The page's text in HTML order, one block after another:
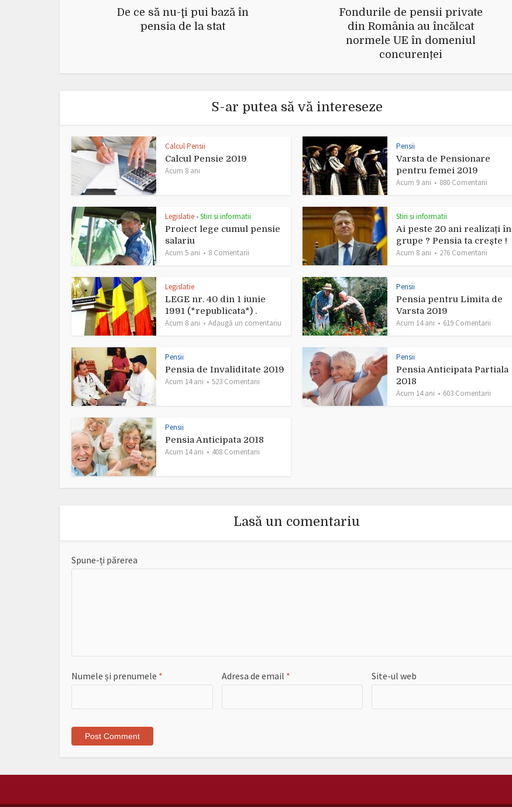
De ce să nu-ţi pui bază în
pensia de la stat
Fondurile de pensii private
din România au încălcat
normele UE în domeniul
concurenței
S-ar putea să vă intereseze
Calcul Pensii
Calcul Pensie 2019
Acum 8 ani
Pensii
Varsta de Pensionare
pentru femei 2019
Acum 9 ani 880 Comentarii
Legislatie • Stiri si informatii
Proiect lege cumul pensie
salariu
Acum 5 ani 8 Comentarii
Stiri si informatii
Ai peste 20 ani realizați în
grupe ? Pensia ta crește !
Acum 8 ani 276 Comentarii
Legislatie
LEGE nr. 40 din 1 iunie
1991 (*republicata*) .
Acum 8 ani Adaugă un comentariu
Pensii
Pensia pentru Limita de
Varsta 2019
Acum 14 ani 619 Comentarii
Pensii
Pensia de Invaliditate 2019
Acum 14 ani 523 Comentarii
Pensii
Pensia Anticipata Partiala
2018
Acum 14 ani 603 Comentarii
Pensii
Pensia Anticipata 2018
Acum 14 ani 408 Comentarii
Lasă un comentariu
Spune-ți părerea
Numele și prenumele * Adresa de email * Site-ul web